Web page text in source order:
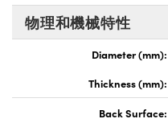
物理和機械特性
Diameter (mm):
Thickness (mm):
Back Surface: